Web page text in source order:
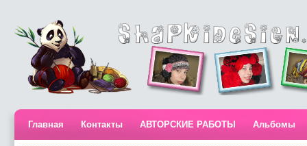
Главная Контакты АВТОРСКИЕ РАБОТЫ Альбомы